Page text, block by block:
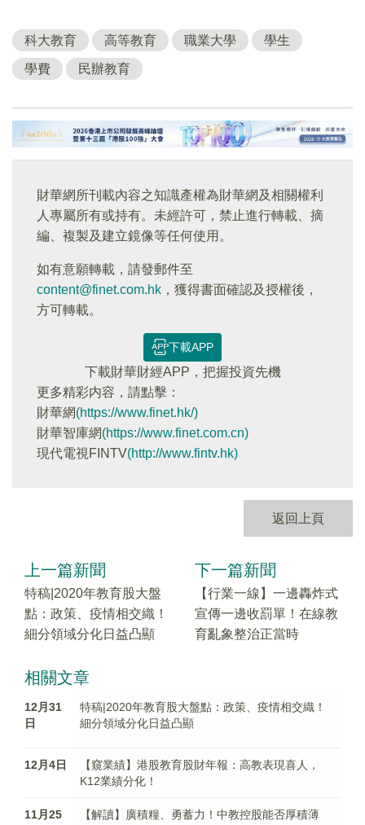
科大教育 高等教育 職業大學 學生
學費 民辦教育
財華網所刊載內容之知識產權為財華網及相關權利
人專屬所有或持有。未經許可，禁止進行轉載、摘
編、複製及建立鏡像等任何使用。
如有意願轉載，請發郵件至
content@finet.com.hk ，獲得書面確認及授權後，
方可轉載。
下載APP
下載財華財經APP，把握投資先機
更多精彩内容，請點擊：
財華網(https://www.finet.hk/)
財華智庫網(https://www.finet.com.cn)
現代電視FINTV(http://www.fintv.hk)
返回上頁
上一篇新聞
特稿|2020年教育股大盤
點：政策、疫情相交織！
細分領域分化日益凸顯
下一篇新聞
【行業一線】一邊轟炸式
宣傳一邊收罰單！在線教
育亂象整治正當時
相關文章
12月31
日
特稿|2020年教育股大盤點：政策、疫情相交織！
細分領域分化日益凸顯
12月4日
【窺業績】港股教育股財年報：高教表現喜人，
K12業績分化！
11月25
【解讀】廣積糧、勇蓄力！中教控股能否厚積薄